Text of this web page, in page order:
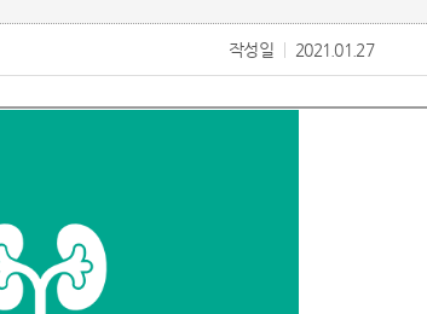
작성일 2021.01.27